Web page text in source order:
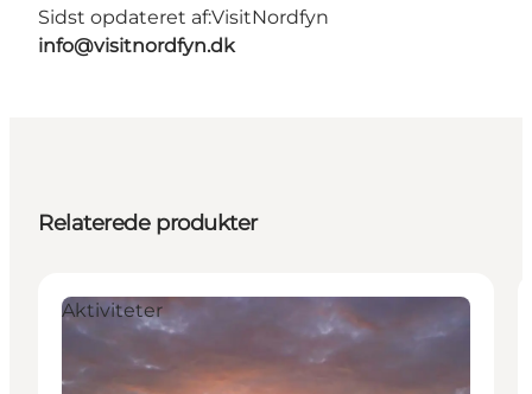
Sidst opdateret af:VisitNordfyn
info@visitnordfyn.dk
Relaterede produkter
Aktiviteter